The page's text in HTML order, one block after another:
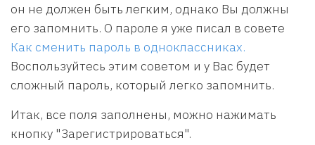
он не должен быть легким, однако Вы должны
его запомнить. О пароле я уже писал в совете
Как сменить пароль в одноклассниках.
Воспользуйтесь этим советом и у Вас будет
сложный пароль, который легко запомнить.
Итак, все поля заполнены, можно нажимать
кнопку "Зарегистрироваться".